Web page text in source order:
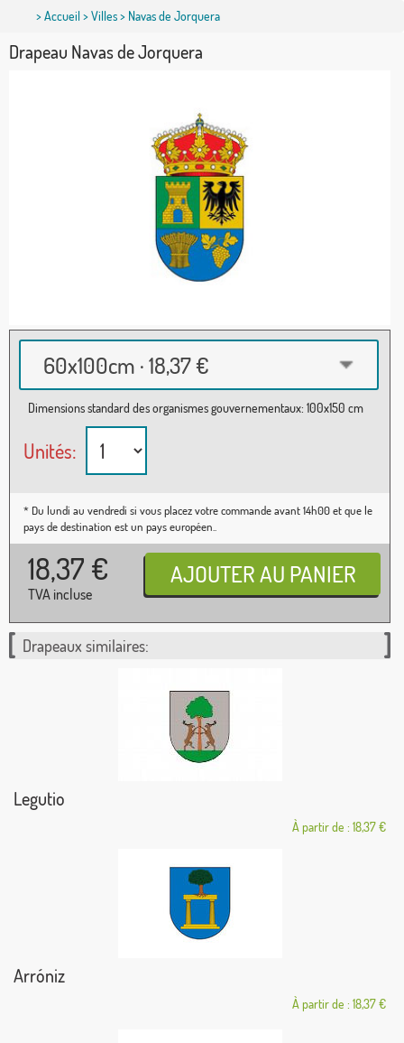
>Accueil>Villes> Navas de Jorquera
Drapeau Navas de Jorquera
60x100cm · 18,37 €
Dimensions standard des organismes gouvernementaux: 100x150 cm
Unités:
* Du lundi au vendredi si vous placez votre commande avant 14h00 et que le
pays de destination est un pays européen..
18,37 €
TVA incluse
Drapeaux similaires:
Legutio
À partir de : 18,37 €
Arróniz
À partir de : 18,37 €